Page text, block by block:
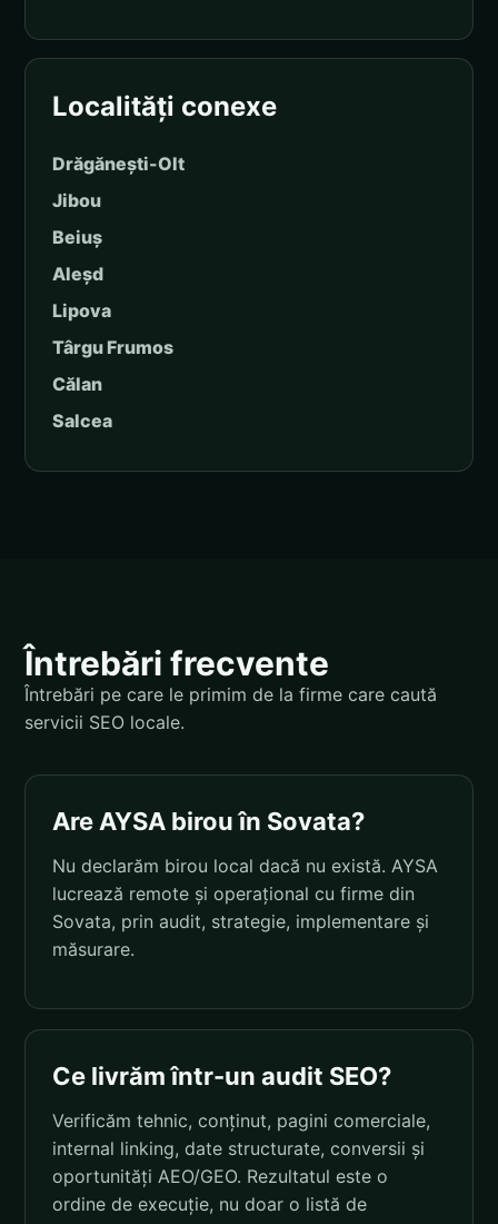
Localități conexe
Drăgănești-Olt
Jibou
Beiuș
Aleșd
Lipova
Târgu Frumos
Călan
Salcea
Întrebări frecvente
Întrebări pe care le primim de la firme care caută
servicii SEO locale.
Are AYSA birou în Sovata?
Nu declarăm birou local dacă nu există. AYSA
lucrează remote și operațional cu firme din
Sovata, prin audit, strategie, implementare și
măsurare.
Ce livrăm într-un audit SEO?
Verificăm tehnic, conținut, pagini comerciale,
internal linking, date structurate, conversii și
oportunități AEO/GEO. Rezultatul este o
ordine de execuție, nu doar o listă de